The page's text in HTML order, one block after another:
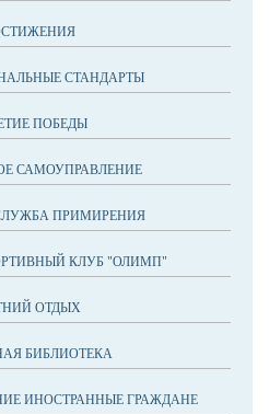
СТАНДАРТЫ
ПОБЕДЫ
САМОУПРАВЛЕНИЕ
ПРИМИРЕНИЯ
КЛУБ "ОЛИМП"
ОТДЫХ
БИБЛИОТЕКА
ИНОСТРАННЫЕ ГРАЖДАНЕ